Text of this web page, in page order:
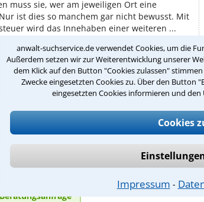
anwalt-suchservice.de verwendet Cookies, um die
Außerdem setzen wir zur Weiterentwicklung unserer
dem Klick auf den Button "Cookies zulassen"
Zwecke eingesetzten Cookies zu. Über den Button
eingesetzten Cookies informieren und
Cookies
Impressum ⁃
muss sie, wer am jeweiligen Ort eine
ist dies so manchem gar nicht bewusst. Mit
wird das Innehaben einer weiteren ...
Teste Dein
Anwaltsuche?
Beratungsanfrage